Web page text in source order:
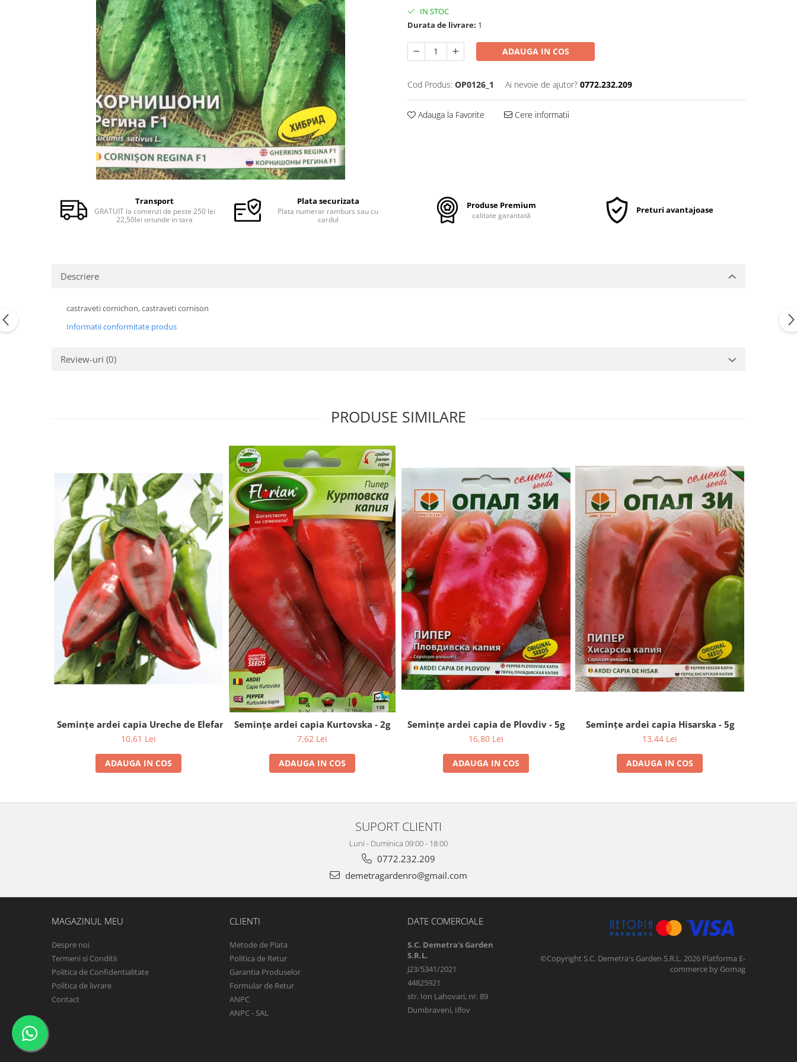
Semințe de Păstârnac
Semințe de Sfeclă
Semințe de Spanac
Semințe de Țelină
IN STOC
Durata de livrare: 1
ADAUGA IN COS
Cod Produs: OP0126_1 Ai nevoie de ajutor? 0772.232.209
Adauga la Favorite Cere informatii
Transport
GRATUIT la comenzi de peste 250 lei
22,50lei oriunde in tara
Plata securizata
Plata numerar ramburs sau cu
cardul
Produse Premium
calitate garantată Preturi avantajoase
Descriere
castraveti cornichon, castraveti cornison
Informatii conformitate produs
Review-uri (0)
PRODUSE SIMILARE
Semințe ardei capia Ureche de Elefant - 2g
10,61 Lei
ADAUGA IN COS
Semințe ardei capia Kurtovska - 2g
7,62 Lei
ADAUGA IN COS
Semințe ardei capia de Plovdiv - 5g
16,80 Lei
ADAUGA IN COS
Seminţe ardei capia Hisarska - 5g
13,44 Lei
ADAUGA IN COS
SUPORT CLIENTI
Luni - Duminica 09:00 - 18:00
0772.232.209
demetragardenro@gmail.com
MAGAZINUL MEU
Despre noi
Termeni si Conditii
Politica de Confidentialitate
Politica de livrare
Contact
CLIENTI
Metode de Plata
Politica de Retur
Garantia Produselor
Formular de Retur
ANPC
ANPC - SAL
DATE COMERCIALE
S.C. Demetra's Garden
S.R.L.
J23/5341/2021
44825921
str. Ion Lahovari, nr. 89
Dumbraveni, Ilfov
©Copyright S.C. Demetra's Garden S.R.L. 2026 Platforma E-
commerce by Gomag